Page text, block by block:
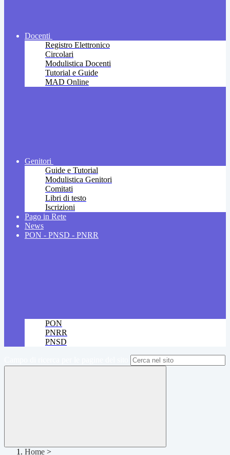
Docenti
Registro Elettronico
Circolari
Modulistica Docenti
Tutorial e Guide
MAD Online
Genitori
Guide e Tutorial
Modulistica Genitori
Comitati
Libri di testo
Iscrizioni
Pago in Rete
News
PON - PNSD - PNRR
PON
PNRR
PNSD
Home >